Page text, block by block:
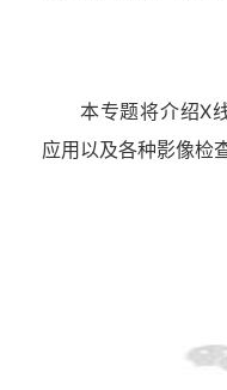
本专题将介绍X
应用以及各种影像检